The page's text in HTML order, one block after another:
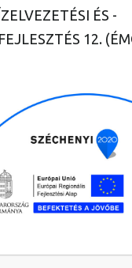
ÉS -
12.